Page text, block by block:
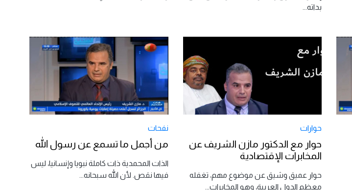
بداته...
حوارات
حوار مع الدكتور مازن الشريف عن
المخابرات الإقتصادية
حوار عميق وشيق عن موضوع مهم، تغفله
معظم الدول العربية، وهو المخابرات...
نفحات
من أجمل ما تسمع عن رسول الله
الذات المحمدية ذات كاملة نبويا وإنسانيا، ليس
فيها نقص. لأن الله سبحانه...